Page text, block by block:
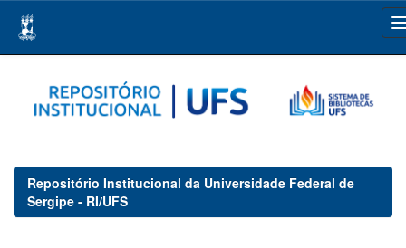
navigation
Repositório Institucional da Universidade Federal de
Sergipe - RI/UFS